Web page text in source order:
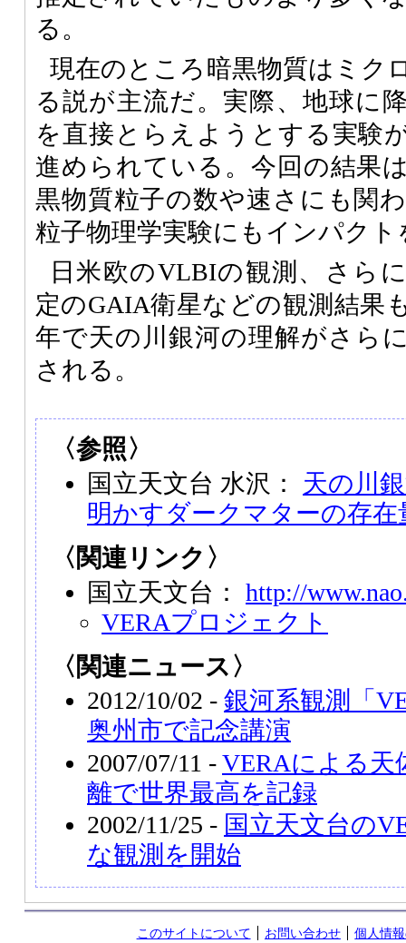
る。
現在のところ暗黒物質はミク
る説が主流だ。実際、地球に
を直接とらえようとする実験
進められている。今回の結果
黒物質粒子の数や速さにも関
粒子物理学実験にもインパク
日米欧のVLBIの観測、さら
定のGAIA衛星などの観測結果
年で天の川銀河の理解がさら
される。
〈参照〉
国立天文台 水沢： 天の川
明かすダークマターの存在
〈関連リンク〉
国立天文台： http://
VERAプロジェクト
〈関連ニュース〉
2012/10/02 - 銀河系観測「
奥州市で記念講演
2007/07/11 -VERAによる天
離で世界最高を記録
2002/11/25 - 国立天文台の
な観測を開始
このサイトについて お問い合わせ
個人情